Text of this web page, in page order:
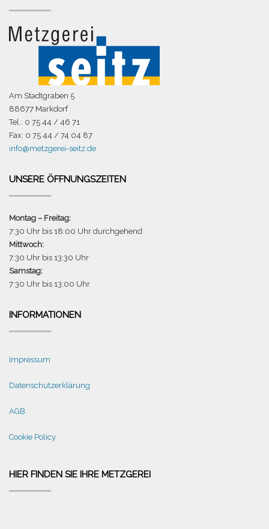
Am Stadtgraben 5
88677 Markdorf
Tel.: 0 75 44 / 46 71
Fax: 0 75 44 / 74 04 87
info@metzgerei-seitz.de
UNSERE ÖFFNUNGSZEITEN
Montag – Freitag:
7:30 Uhr bis 18:00 Uhr durchgehend
Mittwoch:
7:30 Uhr bis 13:30 Uhr
Samstag:
7:30 Uhr bis 13:00 Uhr
INFORMATIONEN
Impressum
Datenschutzerklärung
AGB
Cookie Policy
HIER FINDEN SIE IHRE METZGEREI